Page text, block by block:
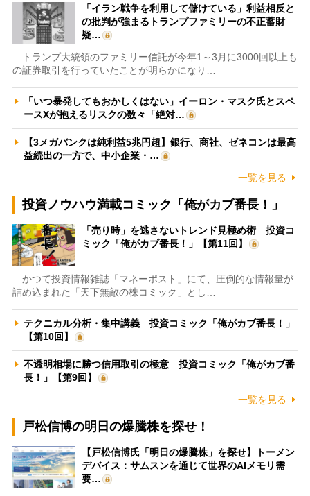
「イラン戦争を利用して儲けている」利益相反と
の批判が強まるトランプファミリーの不正蓄財
疑…
トランプ大統領のファミリー信託が今年1～3月に3000回以上も
の証券取引を行っていたことが明らかになり…
「いつ暴発してもおかしくはない」イーロン・マスク氏とスペ
ースXが抱えるリスクの数々「絶対…
【3メガバンクは純利益5兆円超】銀行、商社、ゼネコンは最高
益続出の一方で、中小企業・…
一覧を見る
投資ノウハウ満載コミック「俺がカブ番長！」
「売り時」を逃さないトレンド見極め術 投資コ
ミック「俺がカブ番長！」【第11回】
かつて投資情報雑誌「マネーポスト」にて、圧倒的な情報量が
詰め込まれた「天下無敵の株コミック」とし…
テクニカル分析・集中講義 投資コミック「俺がカブ番長！」
【第10回】
不透明相場に勝つ信用取引の極意 投資コミック「俺がカブ番
長！」【第9回】
一覧を見る
戸松信博の明日の爆騰株を探せ！
【戸松信博氏「明日の爆騰株」を探せ】トーメン
デバイス：サムスンを通じて世界のAIメモリ需
要…